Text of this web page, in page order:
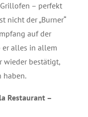
– perfekt
nicht der „Burner“
auf der
er alles in allem
wieder bestätigt,
haben.
Restaurant –